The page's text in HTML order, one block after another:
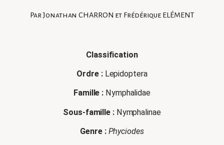
Par Jonathan CHARRON et Frédérique ELÉMENT
Classification
Ordre :Lepidoptera
Famille : Nymphalidae
Sous-famille :Nymphalinae
Genre : Phyciodes